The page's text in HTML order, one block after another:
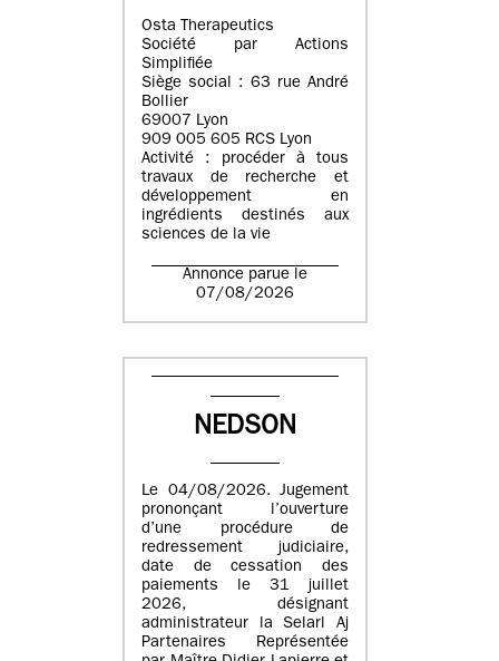
Osta Therapeutics
Société par Actions
Simplifiée
Siège social : 63 rue André
Bollier
69007 Lyon
909 005 605 RCS Lyon
Activité : procéder à tous
travaux de recherche et
développement en
ingrédients destinés aux
sciences de la vie
Annonce parue le
07/08/2026
NEDSON
Le 04/08/2026. Jugement
prononçant l’ouverture
d’une procédure de
redressement judiciaire,
date de cessation des
paiements le 31 juillet
2026, désignant
administrateur la Selarl Aj
Partenaires Représentée